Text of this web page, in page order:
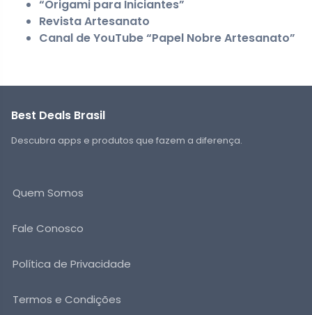
“Origami para Iniciantes”
Revista Artesanato
Canal de YouTube “Papel Nobre Artesanato”
Best Deals Brasil
Descubra apps e produtos que fazem a diferença.
Quem Somos
Fale Conosco
Política de Privacidade
Termos e Condições